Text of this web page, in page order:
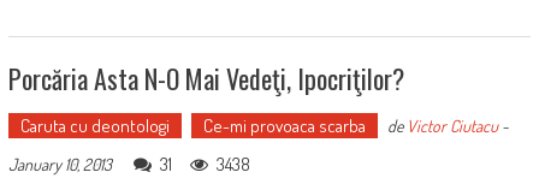
Porcăria Asta N-O Mai Vedeţi, Ipocriţilor?
Caruta cu deontologi Ce-mi provoaca scarba de Victor Ciutacu-
January 10, 2013
31 3438